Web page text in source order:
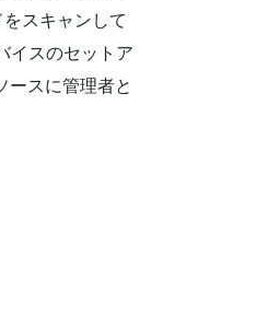
スキャンして
イスのセットア
ースに管理者と